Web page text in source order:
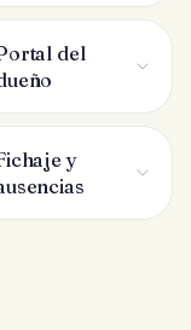
del
y